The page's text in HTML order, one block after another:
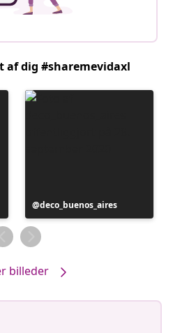
af dig #sharemevidaxl
Opslag
offentliggjort
af
deco_buenos_aires
billeder